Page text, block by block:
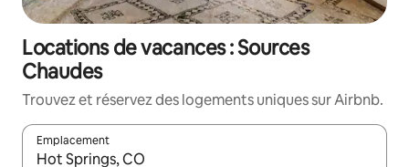
Locations de vacances : Sources
Chaudes
Trouvez et réservez des logements uniques sur Airbnb.
Emplacement
Quand les résultats sont affichés, parcourez-les en utilisant